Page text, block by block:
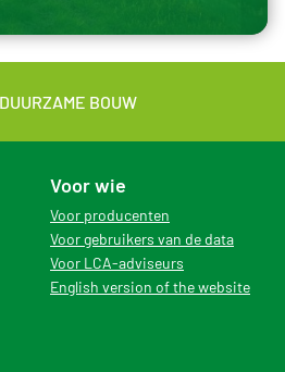
BOUW
Voor wie
Voor producenten
Voor gebruikers van de data
Voor LCA-adviseurs
English version of the website